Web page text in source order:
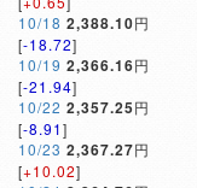
10/18 2,388.10円
[-18.72]
10/19 2,366.16円
[-21.94]
10/22 2,357.25円
[-8.91]
10/23 2,367.27円
[+10.02]